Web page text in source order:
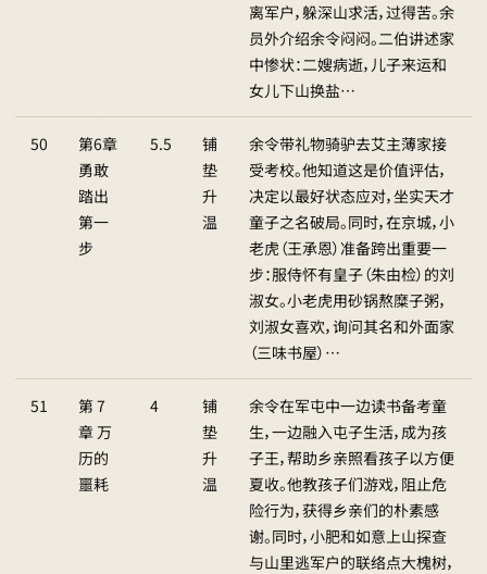
离军户，躲深山求活，过得苦。余
员外介绍余令闷闷。二伯讲述家
中惨状：二嫂病逝，儿子来运和
女儿下山换盐…
50
第6章
勇敢
踏出
第一
步
5.5
铺
垫
升
温
余令带礼物骑驴去艾主薄家接
受考校。他知道这是价值评估，
决定以最好状态应对，坐实天才
童子之名破局。同时，在京城，小
老虎（王承恩）准备跨出重要一
步：服侍怀有皇子（朱由检）的刘
淑女。小老虎用砂锅熬糜子粥，
刘淑女喜欢，询问其名和外面家
（三味书屋）…
51
第 7
章 万
历的
噩耗
4
铺
垫
升
温
余令在军屯中一边读书备考童
生，一边融入屯子生活，成为孩
子王，帮助乡亲照看孩子以方便
夏收。他教孩子们游戏，阻止危
险行为，获得乡亲们的朴素感
谢。同时，小肥和如意上山探查
与山里逃军户的联络点大槐树，